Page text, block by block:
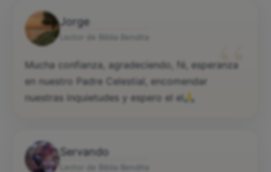
Jorge
“
Mucha confianza, agradeciendo, fé, esperanza
en nuestro Padre Celestial, encomendar
nuestras inquietudes y espero el el
Servando